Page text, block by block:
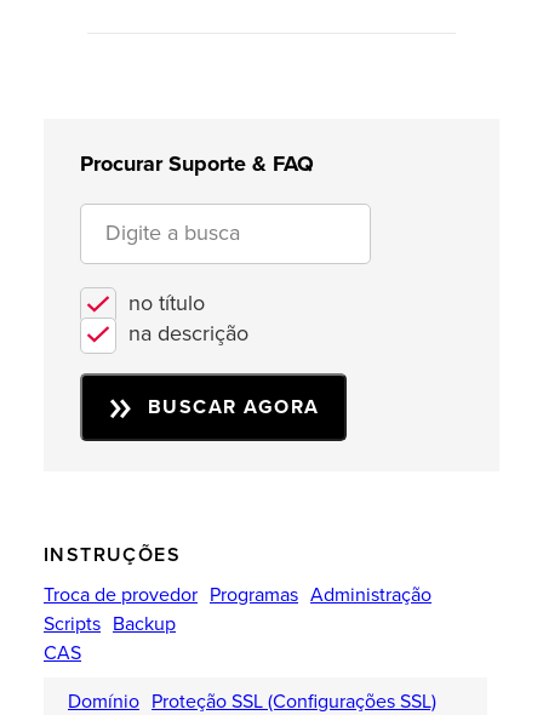
Procurar Suporte & FAQ
no título
na descrição
BUSCAR AGORA
INSTRUÇÕES
Troca de provedor Programas Administração
Scripts Backup
CAS
Domínio Proteção SSL (Configurações SSL)